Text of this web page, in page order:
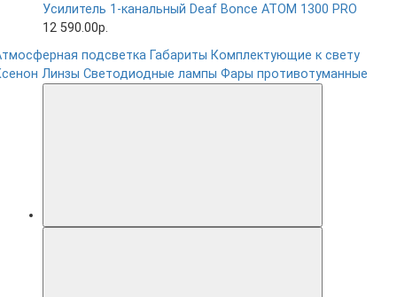
Усилитель 1-канальный Deaf Bonce ATOM 1300 PRO
12 590.00р.
подсветка Габариты Комплектующие к свету
Линзы Светодиодные лампы Фары противотуманные